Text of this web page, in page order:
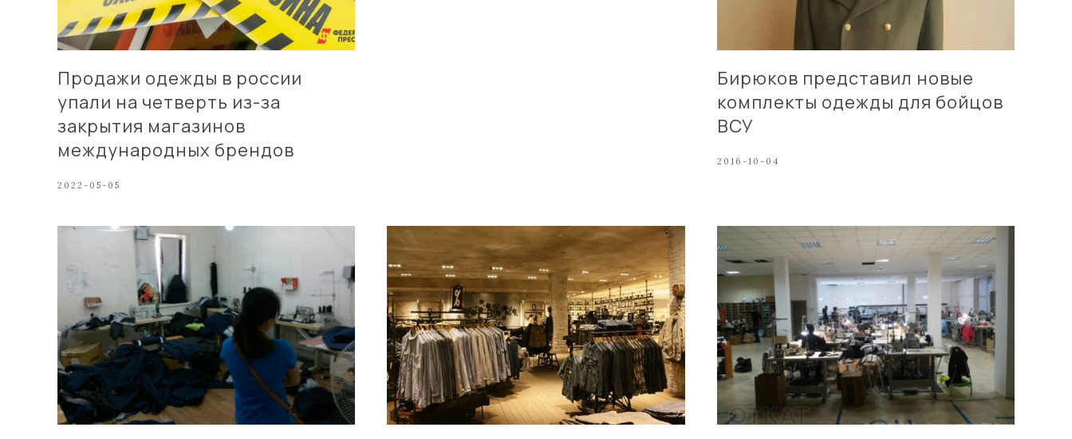
Продажи одежды в россии
упали на четверть из-за
закрытия магазинов
международных брендов
2022-05-05
Бирюков представил новые
комплекты одежды для бойцов
ВСУ
2016-10-04